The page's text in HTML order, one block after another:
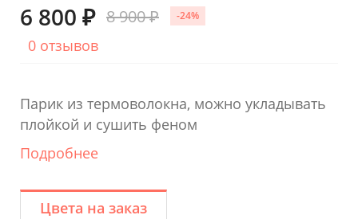
6 800 ₽ 8 900 ₽ -24%
0 отзывов
Парик из термоволокна, можно укладывать
плойкой и сушить феном
Подробнее
Цвета на заказ